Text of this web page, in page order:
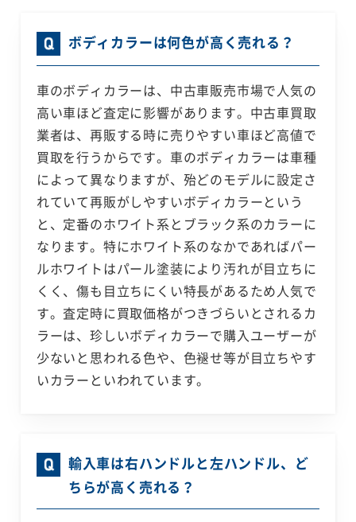
ボディカラーは何色が高く売れる？
車のボディカラーは、中古車販売市場で人気の
高い車ほど査定に影響があります。中古車買取
業者は、再販する時に売りやすい車ほど高値で
買取を行うからです。車のボディカラーは車種
によって異なりますが、殆どのモデルに設定さ
れていて再販がしやすいボディカラーという
と、定番のホワイト系とブラック系のカラーに
なります。特にホワイト系のなかであればパー
ルホワイトはパール塗装により汚れが目立ちに
くく、傷も目立ちにくい特長があるため人気で
す。査定時に買取価格がつきづらいとされるカ
ラーは、珍しいボディカラーで購入ユーザーが
少ないと思われる色や、色褪せ等が目立ちやす
いカラーといわれています。
輸入車は右ハンドルと左ハンドル、ど
ちらが高く売れる？